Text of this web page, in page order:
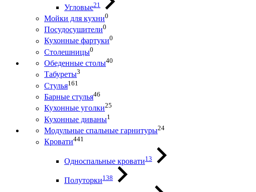
Угловые21
Мойки для кухни0
Посудосушители0
Кухонные фартуки0
Столешницы0
Обеденные столы40
Табуреты3
Стулья161
Барные стулья46
Кухонные уголки25
Кухонные диваны1
Модульные спальные гарнитуры24
Кровати441
Односпальные кровати13
Полуторки138